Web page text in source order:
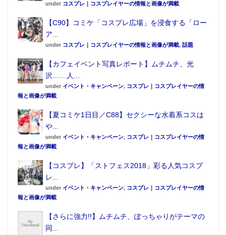
under コスプレ｜コスプレイヤーの情報と画像が満載
【C90】コミケ「コスプレ広場」を浸食する「ロー
ア...
under コスプレ｜コスプレイヤーの情報と画像が満載, 話題
【カフェイベント写真レポート】ムチムチ、光
沢……人...
under イベント・キャンペーン, コスプレ｜コスプレイヤーの情
報と画像が満載
【夏コミケ1日目／C88】セクシーな水着系コスは
や...
under イベント・キャンペーン, コスプレ｜コスプレイヤーの情
報と画像が満載
【コスプレ】「ストフェス2018」彩る人気コスプ
レ...
under イベント・キャンペーン, コスプレ｜コスプレイヤーの情
報と画像が満載
【さらに強力!!】ムチムチ、ぽっちゃりがテーマの
同...